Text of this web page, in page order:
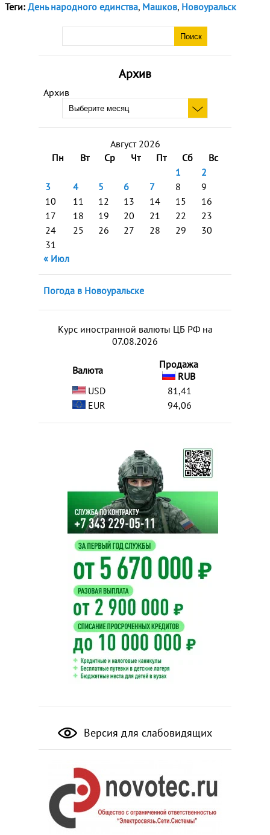
Архив
Архив
Август 2026
Пн
Вт Ср Чт Пт Сб
Вс
1
2
3
4 5 6 7 8
9
10
11 12 13 14 15
16
17
18 19 20 21 22
23
24
25 26 27 28 29
30
31
« Июл
Погода в Новоуральске
Курс иностранной валюты ЦБ РФ на
07.08.2026
Валюта
Продажа
RUB
USD
81,41
EUR
94,06
Теги: День народного единства, Машков, Новоуральск
Версия для слабовидящих